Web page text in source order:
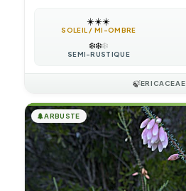
☀️☀️☀️
SOLEIL / MI-OMBRE
❄️❄️❄️
SEMI-RUSTIQUE
🍃ERICACEAE
🌲ARBUSTE